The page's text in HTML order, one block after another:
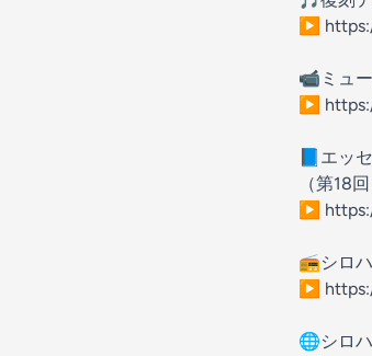
▶️
📹ミュー
▶️
📘エッ
（第18
▶️
📻シロ
▶️
🌐シロ